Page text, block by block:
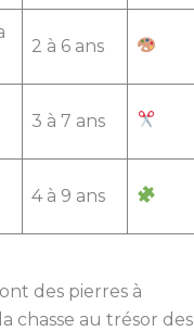
2 à 6 ans
3 à 7 ans
4 à 9 ans
des pierres à
chasse au trésor des